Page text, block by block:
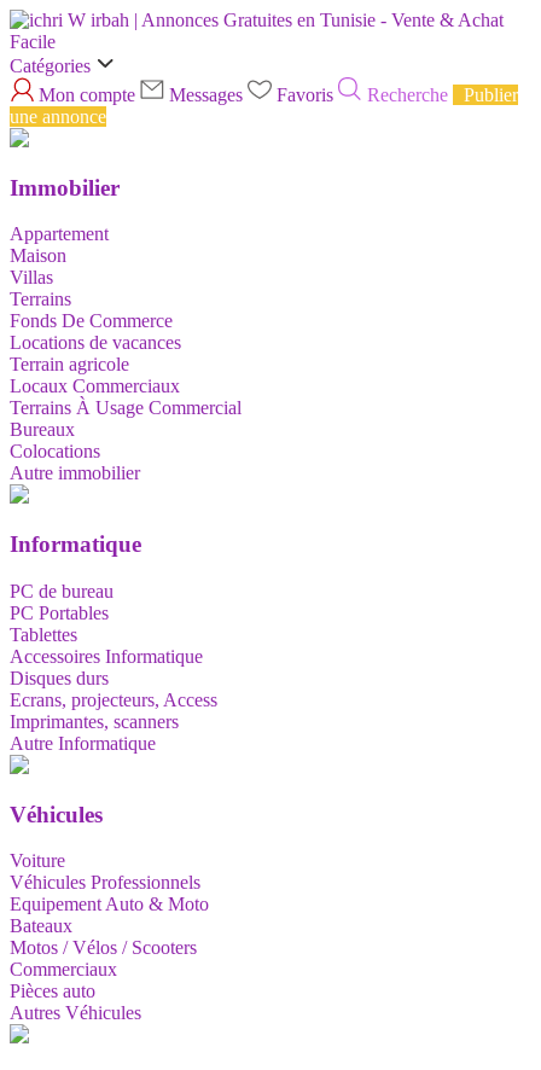
Catégories
Mon compte
Messages Favoris Recherche
Publier
une annonce
Immobilier
Appartement
Maison
Villas
Terrains
Fonds De Commerce
Locations de vacances
Terrain agricole
Locaux Commerciaux
Terrains À Usage Commercial
Bureaux
Colocations
Autre immobilier
Informatique
PC de bureau
PC Portables
Tablettes
Accessoires Informatique
Disques durs
Ecrans, projecteurs, Access
Imprimantes, scanners
Autre Informatique
Véhicules
Voiture
Véhicules Professionnels
Equipement Auto & Moto
Bateaux
Motos / Vélos / Scooters
Commerciaux
Pièces auto
Autres Véhicules